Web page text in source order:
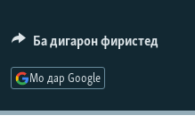
Ба дигарон фиристед
Мо дар Google